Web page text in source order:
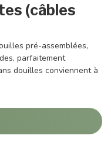
(câbles
pré-assemblées,
parfaitement
douilles conviennent à